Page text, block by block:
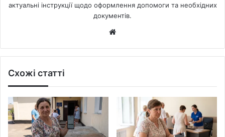
актуальні інструкції щодо оформлення допомоги та необхідних
документів.
Схожі статті